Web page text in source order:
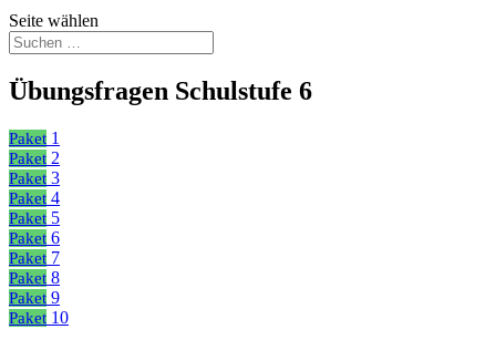
Seite wählen
Übungsfragen Schulstufe 6
Paket 1
Paket 2
Paket 3
Paket 4
Paket 5
Paket 6
Paket 7
Paket 8
Paket 9
Paket 10